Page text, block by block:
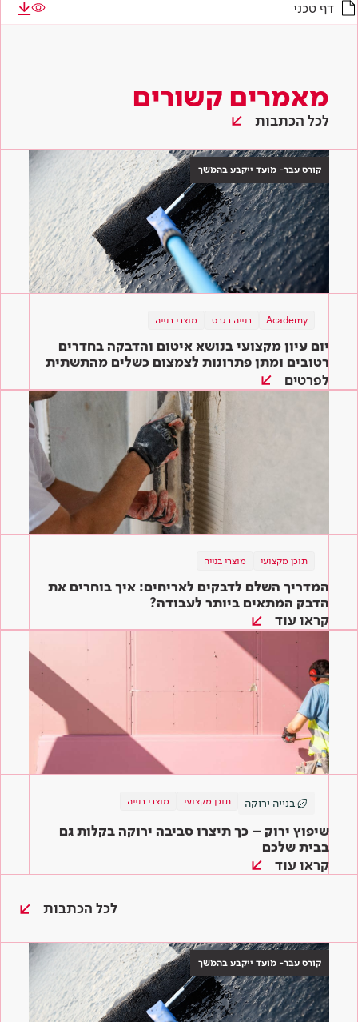
דף טכני
מאמרים קשורים
לכל הכתבות
קורס עבר- מועד ייקבע בהמשך
Academy בנייה בגבס מוצרי בנייה
יום עיון מקצועי בנושא איטום והדבקה בחדרים
רטובים ומתן פתרונות לצמצום כשלים מהתשתית
ועד הגמר
לפרטים
תוכן מקצועי מוצרי בנייה
המדריך השלם לדבקים לאריחים: איך בוחרים את
הדבק המתאים ביותר לעבודה?
קראו עוד
בנייה ירוקה תוכן מקצועי מוצרי בנייה
שיפוץ ירוק – כך תיצרו סביבה ירוקה בקלות גם
בבית שלכם
קראו עוד
לכל הכתבות
קורס עבר- מועד ייקבע בהמשך